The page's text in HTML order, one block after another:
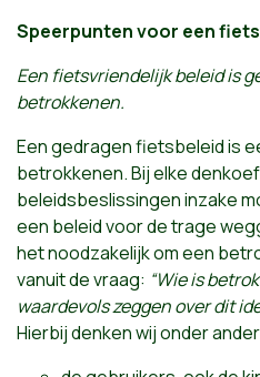
Speerpunten voor een
Een fietsvriendelijk beleid is
betrokkenen.
Een gedragen fietsbeleid is
betrokkenen. Bij elke
beleidsbeslissingen inzake
een beleid voor de trage
het noodzakelijk om een
vanuit de vraag: “Wie is
waardevols zeggen over dit
Hierbij denken wij onder